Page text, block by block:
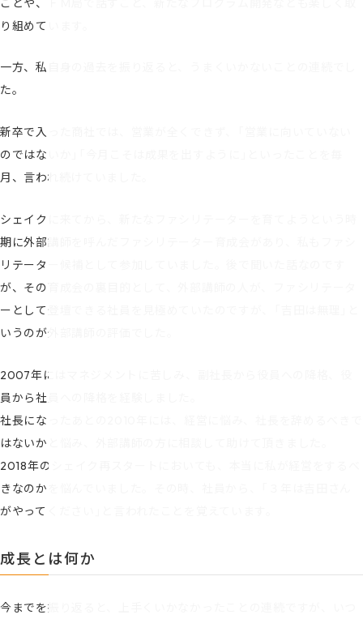
り組めています。
一方、私自身の過去を振り返ると、うまくいかないことの連続でし
た。
新卒で入った商社では、営業が全くできず、「営業に向いていない
のではないか」「今月こそは成果を出すように」といったことを毎
月、言われ続けていました。
シェイクに来てから、新たなファシリテーターを育てようという時
期に外部講師を呼んだファシリテーター育成会があり、私もファシ
リテーター候補として参加していました。後で聞いた話なのです
が、その育成会の裏目的として、外部講師の人が、ファシリテータ
ーとして登壇できる社員を見極めていたのですが、「吉田は無理」と
いうのが外部講師の評価でした。
2007年にはマネジメントに苦しみ、副社長から役員への降格、役
員から社員への降格を経験しました。
社長になったあとの2010年には、経営に悩み、社長を辞めるべきで
はないかと悩み、外部講師の方に相談して助けて頂きました。
2018年のシェイク再スタートにおいても、本当に私が経営をするべ
きなのかを悩んでいました。その時、社員から、「３年は吉田さん
がやってください」と言われたことを覚えています。
成長とは何か
今までを振り返ると、上手くいかなかったことの連続ですが、いつ